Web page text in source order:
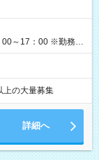
憩なし） 時給1,300
通費 【試用期
00～17：00 ※勤務時
上の大量募集
詳細へ